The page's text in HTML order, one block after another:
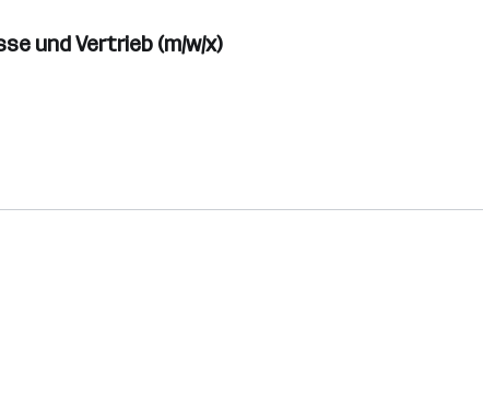
und Vertrieb (m/w/x)